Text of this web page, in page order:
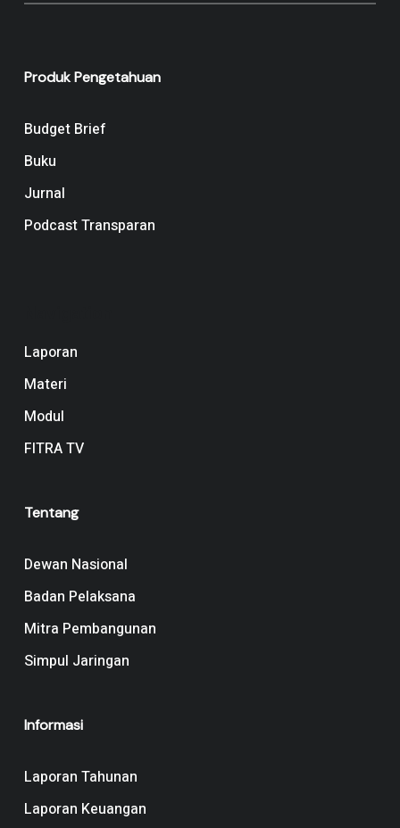
Produk Pengetahuan
Budget Brief
Buku
Jurnal
Podcast Transparan
Laporan
Materi
Modul
FITRA TV
Tentang
Dewan Nasional
Badan Pelaksana
Mitra Pembangunan
Simpul Jaringan
Informasi
Laporan Tahunan
Laporan Keuangan